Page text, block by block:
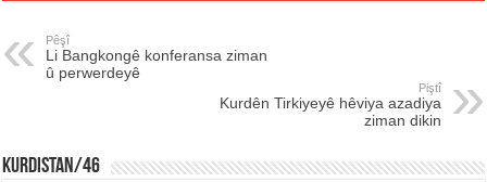
Pêşî
Li Bangkongê konferansa ziman
û perwerdeyê
Piştî
Kurdên Tirkiyeyê hêviya azadiya
ziman dikin
KURDISTAN/46